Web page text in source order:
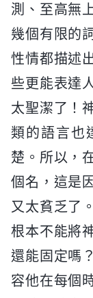
測、至高無
幾個有限的
性情都描述
些更能表達
太聖潔了！
類的語言也
楚。所以，
個名，這是
又太貧乏了
根本不能將
還能固定嗎
容他在每個